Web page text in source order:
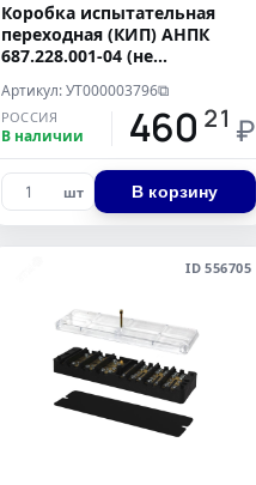
Коробка испытательная
переходная (КИП) АНПК
687.228.001-04 (не
Артикул: УТ000003796⧉
РОССИЯ
В наличии 460 21 ₽
шт В корзину
ID 556705